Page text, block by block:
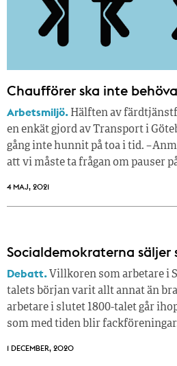
Chaufförer ska inte
Arbetsmiljö. Hälften av
en enkät gjord av Transport i
gång inte hunnit på toa i tid. –
att vi måste ta frågan om pauser
4 MAJ, 2021
Socialdemokraterna säljer
Debatt. Villkoren som arbetare i
talets början varit allt annat än
arbetare i slutet 1800-talet går
som med tiden blir
1 DECEMBER, 2020